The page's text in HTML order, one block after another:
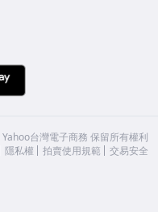
Yahoo台灣電子商務 保留所有權利
隱私權 拍賣使用規範 交易安全